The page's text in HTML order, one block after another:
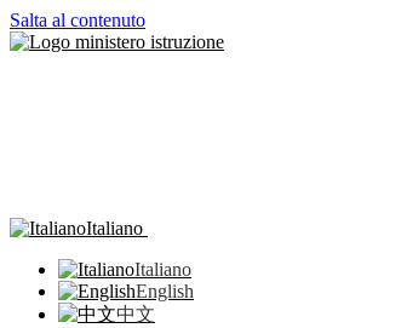
Salta al contenuto
Italiano
Italiano
English
中文